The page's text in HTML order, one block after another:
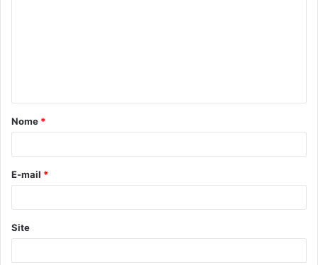
á
r
*
Nome *
E-mail *
Site